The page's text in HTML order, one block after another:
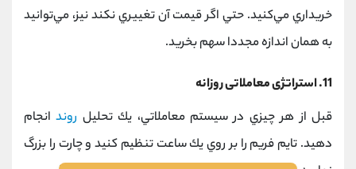
خريداري مي‌كنيد. حتي اگر قيمت آن تغييري نكند نيز، مي‌توانيد
به همان اندازه مجددا سهم بخريد.
11. استراتژی معاملاتی روزانه
قبل از هر چيزي در سيستم معاملاتي، يك تحليل روندانجام
دهيد. تايم فريم را بر روي يك ساعت تنظيم كنيد و چارت را بزرگ